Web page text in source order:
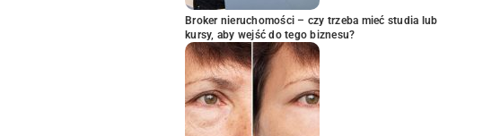
Broker nieruchomości – czy trzeba mieć studia lub
kursy, aby wejść do tego biznesu?